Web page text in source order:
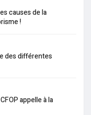
causes de la
!
des différentes
appelle à la